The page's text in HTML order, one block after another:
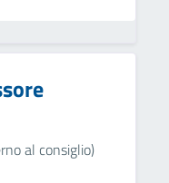
al consiglio)